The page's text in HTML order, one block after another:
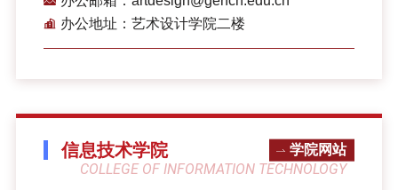
办公地址：艺术设计学院二楼
信息技术学院
COLLEGE OF INFORMATION TECHNOLOGY
学院网站